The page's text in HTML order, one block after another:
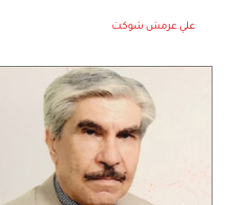
علي عرمش شوكت